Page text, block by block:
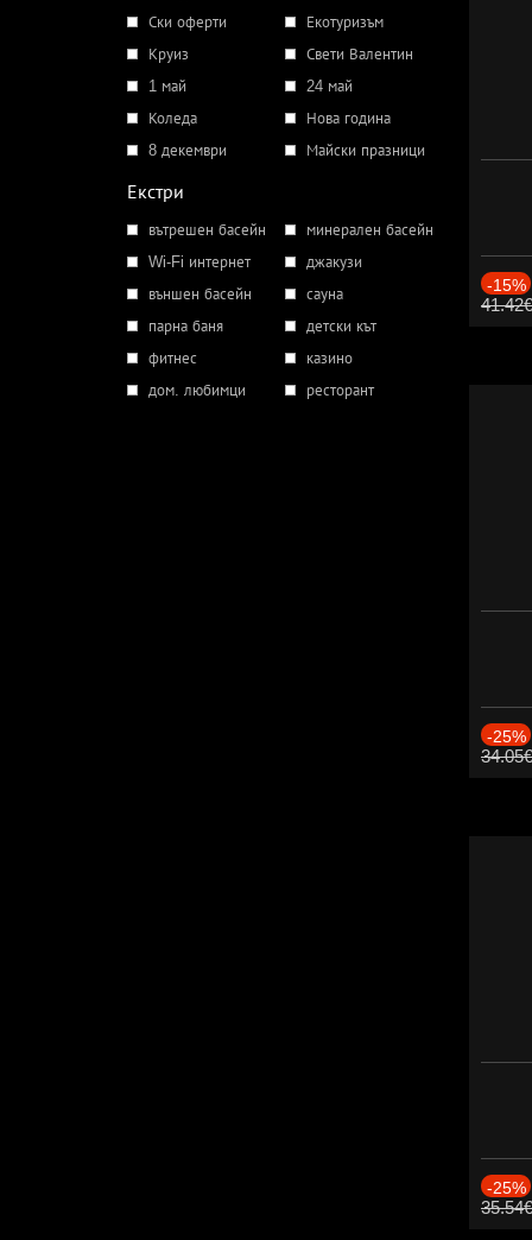
Ски оферти
Екотуризъм
Круиз
Свети Валентин
1 май
24 май
Коледа
Нова година
8 декември
Майски празници
Екстри
вътрешен басейн
минерален басейн
Wi-Fi интернет
джакузи
външен басейн
сауна
парна баня
детски кът
фитнес
казино
дом. любимци
ресторант
-15%
41.42€
-25%
34.05€
-25%
35.54€